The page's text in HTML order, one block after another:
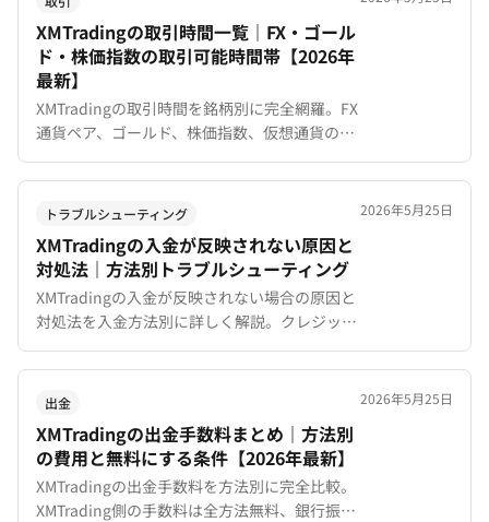
XMTradingの取引時間一覧｜FX・ゴール
ド・株価指数の取引可能時間帯【2026年
最新】
XMTradingの取引時間を銘柄別に完全網羅。FX
通貨ペア、ゴールド、株価指数、仮想通貨の取
引可能時間帯、サマータイムの影響、取引を避
けるべき時間帯まで詳しく解説。
トラブルシューティング
XMTradingの入金が反映されない原因と
対処法｜方法別トラブルシューティング
XMTradingの入金が反映されない場合の原因と
対処法を入金方法別に詳しく解説。クレジット
カード・銀行振込・bitwalletそれぞれのトラブ
ル解決手順を網羅。
2026年5月25日
出金
XMTradingの出金手数料まとめ｜方法別
の費用と無料にする条件【2026年最新】
XMTradingの出金手数料を方法別に完全比較。
XMTrading側の手数料は全方法無料、銀行振込
2026年5月25日